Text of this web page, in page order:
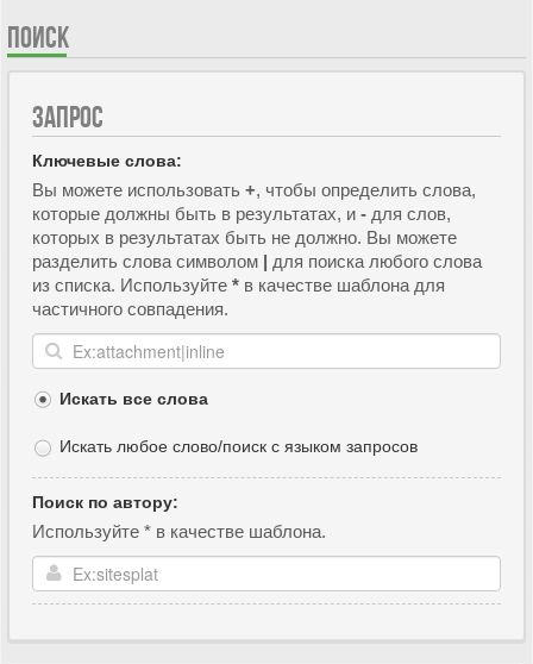
ПОИСК
ЗАПРОС
Ключевые слова:
Вы можете использовать +, чтобы определить слова,
которые должны быть в результатах, и - для слов,
которых в результатах быть не должно. Вы можете
разделить слова символом | для поиска любого слова
из списка. Используйте * в качестве шаблона для
частичного совпадения.
Искать все слова
Искать любое слово/поиск с языком запросов
Поиск по автору:
Используйте * в качестве шаблона.